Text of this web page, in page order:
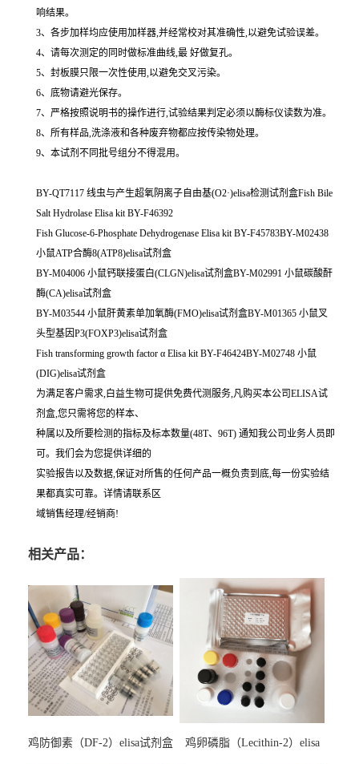
响结果。
3、各步加样均应使用加样器,并经常校对其准确性,以避免试验误差。
4、请每次测定的同时做标准曲线,最 好做复孔。
5、封板膜只限一次性使用,以避免交叉污染。
6、底物请避光保存。
7、严格按照说明书的操作进行,试验结果判定必须以酶标仪读数为准。
8、所有样品,洗涤液和各种废弃物都应按传染物处理。
9、本试剂不同批号组分不得混用。
BY-QT7117 线虫与产生超氧阴离子自由基(O2·)elisa检测试剂盒Fish Bile
Salt Hydrolase Elisa kit BY-F46392
Fish Glucose-6-Phosphate Dehydrogenase Elisa kit BY-F45783BY-M02438
小鼠ATP合酶8(ATP8)elisa试剂盒
BY-M04006 小鼠钙联接蛋白(CLGN)elisa试剂盒BY-M02991 小鼠碳酸酐
酶(CA)elisa试剂盒
BY-M03544 小鼠肝黄素单加氧酶(FMO)elisa试剂盒BY-M01365 小鼠叉
头型基因P3(FOXP3)elisa试剂盒
Fish transforming growth factor α Elisa kit BY-F46424BY-M02748 小鼠
(DIG)elisa试剂盒
为满足客户需求,白益生物可提供免费代测服务,凡购买本公司ELISA试
剂盒,您只需将您的样本、
种属以及所要检测的指标及标本数量(48T、96T) 通知我公司业务人员即
可。我们会为您提供详细的
实验报告以及数据,保证对所售的任何产品一概负责到底,每一份实验结
果都真实可靠。详情请联系区
域销售经理/经销商!
相关产品：
鸡防御素（DF-2）elisa试剂盒
鸡卵磷脂（Lecithin-2）elisa